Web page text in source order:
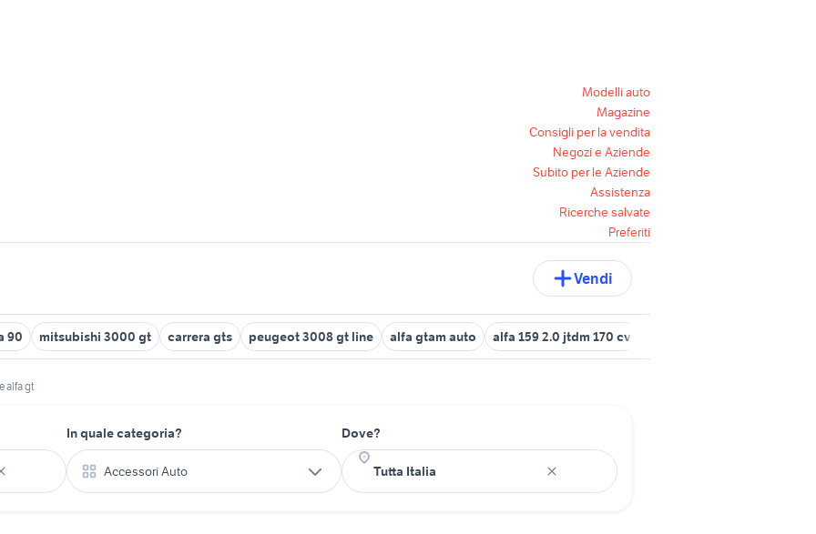
Modelli auto
Magazine
Consigli per la vendita
Negozi e Aziende
Subito per le Aziende
Assistenza
Ricerche salvate
Preferiti
Vendi
90 mitsubishi 3000 gt carrera gts peugeot 3008 gt line alfa gtam auto alfa 159 2.0 jtdm 170 cv
alfa gt
In quale categoria?
Accessori Auto
Dove?